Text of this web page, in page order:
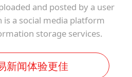
and posted by a user
is a social media platform
storage services.
新闻体验更佳